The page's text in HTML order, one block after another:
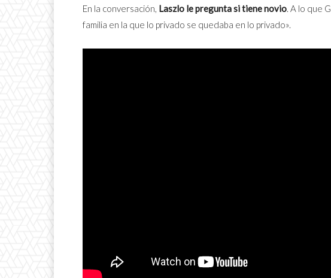
En la conversación, Laszlo le pregunta si tiene novio. A lo que
familia en la que lo privado se quedaba en lo privado».